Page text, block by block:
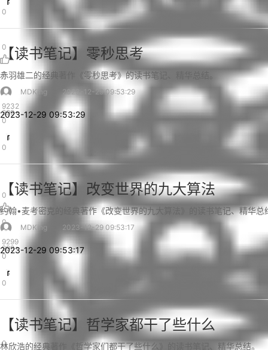
0
0
0
0
0
999+
0
999+
【读书笔记】零秒思考
赤羽雄二的经典著作《零秒思考》的读书笔记、精华总结。
MDKing
2023-12-29 09:53:29
9232
0
0
2023-12-29 09:53:29
【读书笔记】改变世界的九大算法
约翰•麦考密克的经典著作《改变世界的九大算法》的读书笔记、精华总
MDKing
2023-12-29 09:53:17
9299
0
0
2023-12-29 09:53:17
【读书笔记】哲学家都干了些什么
林欣浩的经典著作《哲学家们都干了些什么》的读书笔记、精华总结。